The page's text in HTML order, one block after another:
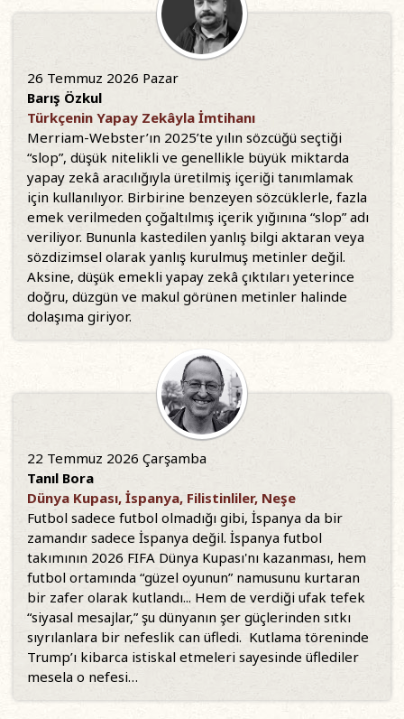
26 Temmuz 2026 Pazar
Barış Özkul
Türkçenin Yapay Zekâyla İmtihanı
Merriam-Webster’ın 2025’te yılın sözcüğü seçtiği
“slop”, düşük nitelikli ve genellikle büyük miktarda
yapay zekâ aracılığıyla üretilmiş içeriği tanımlamak
için kullanılıyor. Birbirine benzeyen sözcüklerle, fazla
emek verilmeden çoğaltılmış içerik yığınına “slop” adı
veriliyor. Bununla kastedilen yanlış bilgi aktaran veya
sözdizimsel olarak yanlış kurulmuş metinler değil.
Aksine, düşük emekli yapay zekâ çıktıları yeterince
doğru, düzgün ve makul görünen metinler halinde
dolaşıma giriyor.
22 Temmuz 2026 Çarşamba
Tanıl Bora
Dünya Kupası, İspanya, Filistinliler, Neşe
Futbol sadece futbol olmadığı gibi, İspanya da bir
zamandır sadece İspanya değil. İspanya futbol
takımının 2026 FIFA Dünya Kupası'nı kazanması, hem
futbol ortamında “güzel oyunun” namusunu kurtaran
bir zafer olarak kutlandı... Hem de verdiği ufak tefek
“siyasal mesajlar,” şu dünyanın şer güçlerinden sıtkı
sıyrılanlara bir nefeslik can üfledi. Kutlama töreninde
Trump’ı kibarca istiskal etmeleri sayesinde üflediler
mesela o nefesi…